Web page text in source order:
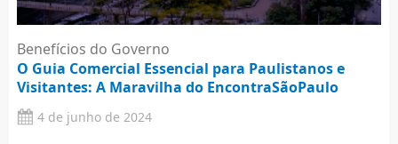
Benefícios do Governo
O Guia Comercial Essencial para Paulistanos e
Visitantes: A Maravilha do EncontraSãoPaulo
4 de junho de 2024